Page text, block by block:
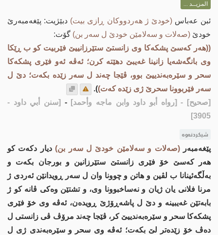
المزيــد ...
ئبن عه‌باس(خودێ ژ هه‌ردووكان ڕازی بیت) دبێژیت: پێغه‌مبه‌رێ
خودێ (صه‌لات و سه‌لامێن خودێ ل سه‌ر بن) گۆت:
((هه‌ر كه‌سێ پشكه‌كا وی زانستێ ستێرزانییێ فێربیت كو ب ڕێكا
وی بانگه‌شه‌یا زانینا غه‌یبێ دهێته‌ كرن؛ ئه‌ڤه‌ ئه‌و فێری پشكه‌كا
سحر و سێره‌به‌ندییێ بوو، ڤێجا چه‌ند ل سه‌ر زێده‌ بكه‌ت؛ دێ ل
سه‌ر فێربوونا سحرێ ژی زێده‌ كه‌ت)).
[صحيح]
- [رواه أبو داود وابن ماجه وأحمد] - [سنن أبي داود -
3905]
شیکردنەوە
پێغه‌مبه‌ر(صه‌لات و سه‌لامێن خودێ ل سه‌ر بن)دیار دكه‌ت كو
هه‌ر كه‌سێ خۆ فێری زانستێ ستێرزانین و بورجان بكه‌ت و
به‌ڵگه‌ئینانا ب لڤین و هاتن و چوونا وان ل سه‌ر ڕویدانێن ئه‌ردی ژ
مرنا فلانی یان ژیان و نه‌ساخبوونا وی، و تشتێن وه‌كی ڤانه‌ كو ژ
بابه‌تێن غه‌یبینه‌ و دێ ل پاشه‌ڕۆژێ ڕویده‌ن، ئه‌ڤه‌ وی خۆ فێری
پشكه‌كا سحر و سێره‌به‌ندییێ كر، ڤێجا چه‌ند مرۆڤ ڤی زانستی ل
ده‌ڤ خۆ زێده‌تر لێ بكه‌ت؛ ئه‌ڤه‌ وی سحر و سێره‌به‌ندی ژی ل